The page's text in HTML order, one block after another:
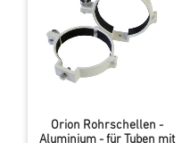
Orion Rohrschellen -
Aluminium - für Tuben mit